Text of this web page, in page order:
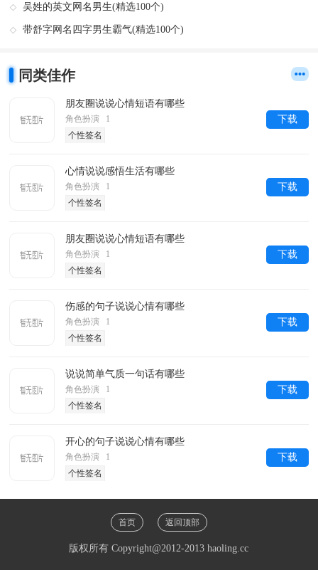
吴姓的英文网名男生(精选100个)
带舒字网名四字男生霸气(精选100个)
同类佳作
朋友圈说说心情短语有哪些
角色扮演 1
个性签名
下载
心情说说感悟生活有哪些
角色扮演 1
个性签名
下载
朋友圈说说心情短语有哪些
角色扮演 1
个性签名
下载
伤感的句子说说心情有哪些
角色扮演 1
个性签名
下载
说说简单气质一句话有哪些
角色扮演 1
个性签名
下载
开心的句子说说心情有哪些
角色扮演 1
个性签名
下载
首页 返回顶部
版权所有 Copyright@2012-2013 haoling.cc